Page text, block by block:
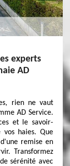
experts
AD
rien ne vaut
AD Service.
et le savoir-
vos haies. Que
remise en
Transformez
sérénité avec